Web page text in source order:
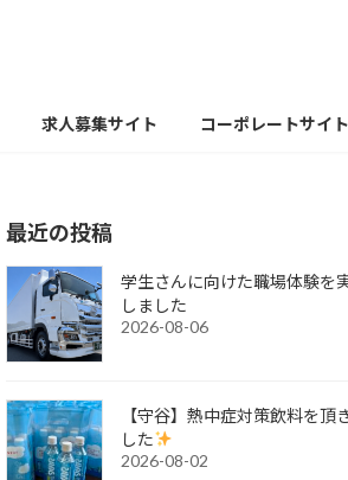
求人募集サイト コーポレートサイト
最近の投稿
学生さんに向けた職場体験を
しました
2026-08-06
【守谷】熱中症対策飲料を頂
した
2026-08-02